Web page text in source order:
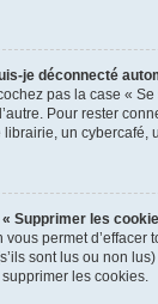
je déconnecté
pas la case «
Pour rester
un cybercafé,
Supprimer les
vous permet
sont lus ou non
les cookies.